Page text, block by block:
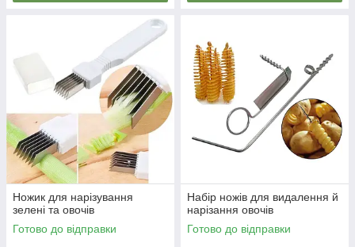
Ножик для нарізування
зелені та овочів
Готово до відправки
Набір ножів для видалення й
нарізання овочів
Готово до відправки